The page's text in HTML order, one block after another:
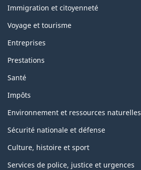
topics
Immigration et citoyenneté
Voyage et tourisme
Entreprises
Prestations
Santé
Impôts
Environnement et ressources naturelles
Sécurité nationale et défense
Culture, histoire et sport
Services de police, justice et urgences